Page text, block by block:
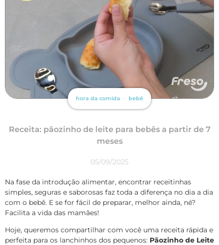
hora da comida bebê
Receita: pãozinho de leite para bebês a partir de 7
meses
05/09/2025
Na fase da introdução alimentar, encontrar receitinhas
simples, seguras e saborosas faz toda a diferença no dia a dia
com o bebê. E se for fácil de preparar, melhor ainda, né?
Facilita a vida das mamães!
Hoje, queremos compartilhar com você uma receita rápida e
perfeita para os lanchinhos dos pequenos: Pãozinho de Leite